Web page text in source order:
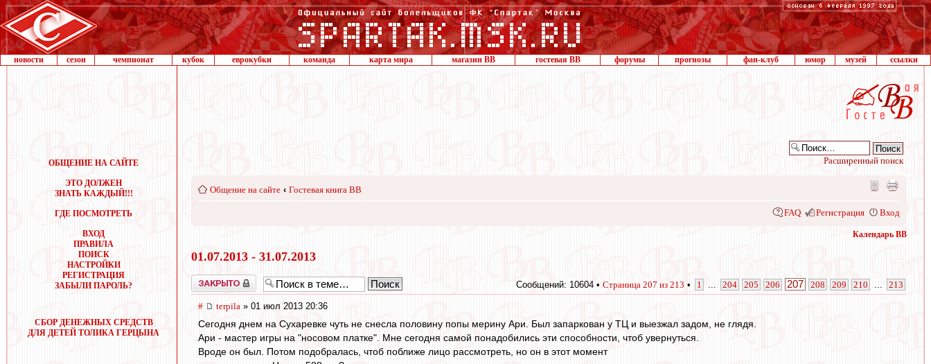
новости сезон чемпионат кубок еврокубки команда карта мира магазин ВВ гостевая ВВ форумы прогнозы фан-клуб юмор музей ссылки
ОБЩЕНИЕ НА САЙТЕ
ЭТО ДОЛЖЕН
ЗНАТЬ КАЖДЫЙ!!!
ГДЕ ПОСМОТРЕТЬ
ВХОД
ПРАВИЛА
ПОИСК
НАСТРОЙКИ
РЕГИСТРАЦИЯ
ЗАБЫЛИ ПАРОЛЬ?
СБОР ДЕНЕЖНЫХ СРЕДСТВ
ДЛЯ ДЕТЕЙ ТОЛИКА ГЕРЦЫНА
Расширенный поиск
Общение на сайте ‹ Гостевая книга ВВ
FAQ Регистрация Вход
Календарь ВВ
01.07.2013 - 31.07.2013
Закрыто Сообщений: 10604 • Страница 207 из 213 • 1 204 205 206 207 208 209 210 213
# terpila » 01 июл 2013 20:36
Сегодня днем на Сухаревке чуть не снесла половину попы мерину Ари. Был запаркован у ТЦ и выезжал задом, не глядя.
Ари - мастер игры на "носовом платке". Мне сегодня самой понадобились эти способности, чтоб увернуться.
Вроде он был. Потом подобралась, чтоб поближе лицо рассмотреть, но он в этот момент